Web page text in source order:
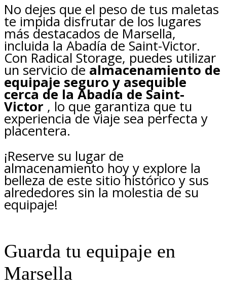
No dejes que el peso de tus maletas
te impida disfrutar de los lugares
más destacados de Marsella,
incluida la Abadía de Saint-Victor.
Con Radical Storage, puedes utilizar
un servicio de almacenamiento de
equipaje seguro y asequible
cerca de la Abadía de Saint-
Victor , lo que garantiza que tu
experiencia de viaje sea perfecta y
placentera.
¡Reserve su lugar de
almacenamiento hoy y explore la
belleza de este sitio histórico y sus
alrededores sin la molestia de su
equipaje!
Guarda tu equipaje en
Marsella